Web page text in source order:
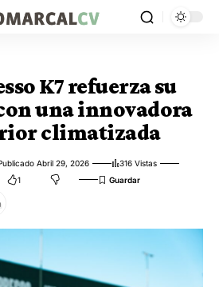
K7 refuerza su
una innovadora
climatizada
Abril 29, 2026
316 Vistas
1